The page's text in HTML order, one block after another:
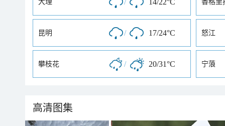
大理 / 14/22°C 香格里
昆明 / 17/24°C 怒江
攀枝花 / 20/31°C 宁蒗
高清图集